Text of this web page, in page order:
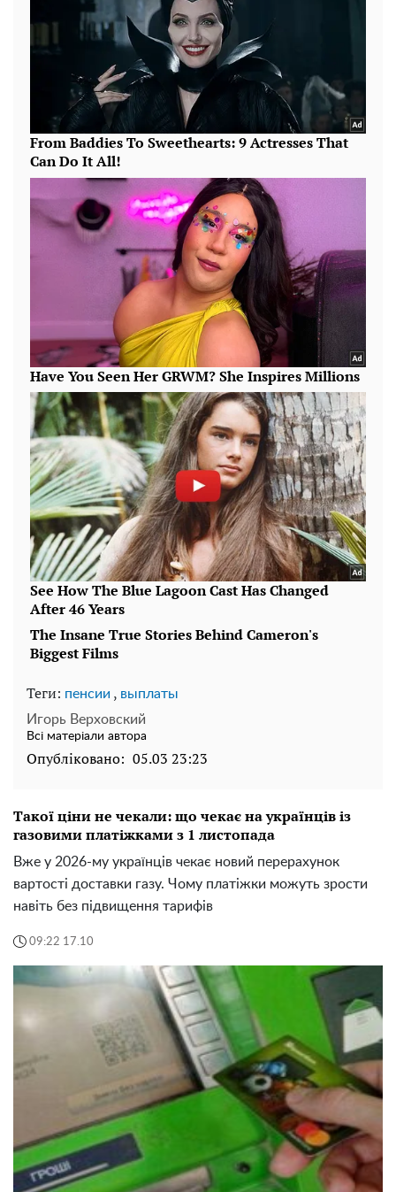
Теги: пенсии , выплаты
Игорь Верховский
Всі матеріали автора
Опубліковано: 05.03 23:23
Такої ціни не чекали: що чекає на українців із
газовими платіжками з 1 листопада
Вже у 2026-му українців чекає новий перерахунок
вартості доставки газу. Чому платіжки можуть зрости
навіть без підвищення тарифів
09:22 17.10